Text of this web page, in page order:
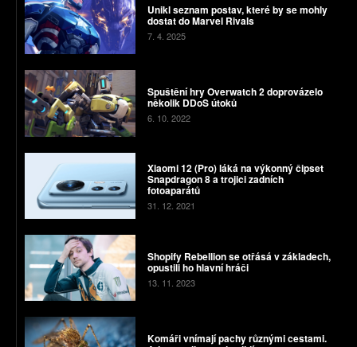
Unikl seznam postav, které by se mohly
dostat do Marvel Rivals
7. 4. 2025
Spuštění hry Overwatch 2 doprovázelo
několik DDoS útoků
6. 10. 2022
Xiaomi 12 (Pro) láká na výkonný čipset
Snapdragon 8 a trojici zadních
fotoaparátů
31. 12. 2021
Shopify Rebellion se otřásá v základech,
opustili ho hlavní hráči
13. 11. 2023
Komáři vnímají pachy různými cestami.